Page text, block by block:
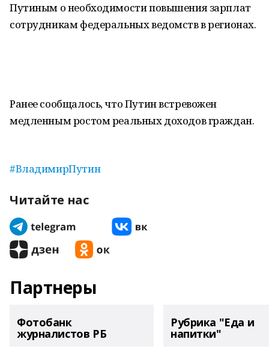
Путиным о необходимости повышения зарплат
сотрудникам федеральных ведомств в регионах.
Ранее сообщалось, что Путин встревожен
медленным ростом реальных доходов граждан.
#ВладимирПутин
Читайте нас
Партнеры
Фотобанк
журналистов РБ
Рубрика "Еда и
напитки"